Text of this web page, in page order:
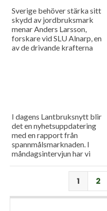
Sverige behöver stärka sitt
skydd av jordbruksmark
menar Anders Larsson,
forskare vid SLU Alnarp, en
av de drivande krafterna
I dagens Lantbruksnytt blir
det en nyhetsuppdatering
med en rapport från
spannmålsmarknaden. I
måndagsintervjun har vi
Per Larsson som idag har
rollen som senior advisor på
1 2